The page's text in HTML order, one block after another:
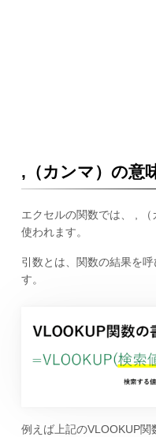
,（カンマ）の意
エクセルの関数では、 ,
使われます。
引数とは、関数の結果を
す。
例えば上記のVLOOKUP関